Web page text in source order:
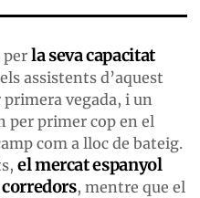
per la seva capacitat
assistents d’aquest
vegada, i un
per primer cop en el
com a lloc de bateig.
el mercat espanyol
, mentre que el